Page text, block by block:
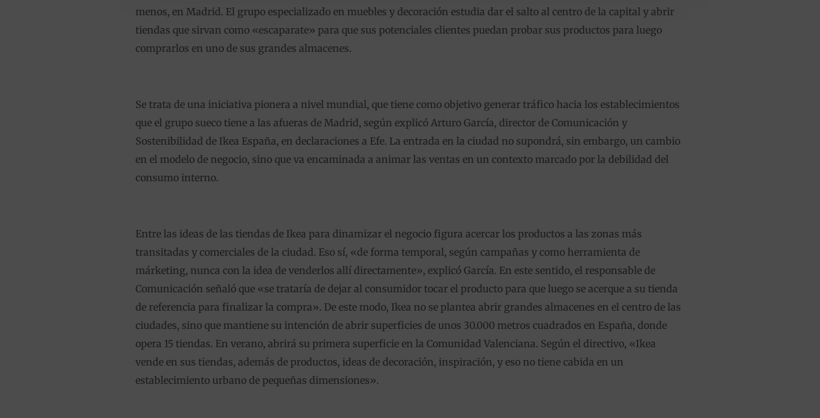
menos, en Madrid. El grupo especializado en muebles y decoración estudia dar el salto al centro de la capital y abrir
tiendas que sirvan como «escaparate» para que sus potenciales clientes puedan probar sus productos para luego
comprarlos en uno de sus grandes almacenes.
Se trata de una iniciativa pionera a nivel mundial, que tiene como objetivo generar tráfico hacia los establecimientos
que el grupo sueco tiene a las afueras de Madrid, según explicó Arturo García, director de Comunicación y
Sostenibilidad de Ikea España, en declaraciones a Efe. La entrada en la ciudad no supondrá, sin embargo, un cambio
en el modelo de negocio, sino que va encaminada a animar las ventas en un contexto marcado por la debilidad del
consumo interno.
Entre las ideas de las tiendas de Ikea para dinamizar el negocio figura acercar los productos a las zonas más
transitadas y comerciales de la ciudad. Eso sí, «de forma temporal, según campañas y como herramienta de
márketing, nunca con la idea de venderlos allí directamente», explicó García. En este sentido, el responsable de
Comunicación señaló que «se trataría de dejar al consumidor tocar el producto para que luego se acerque a su tienda
de referencia para finalizar la compra». De este modo, Ikea no se plantea abrir grandes almacenes en el centro de las
ciudades, sino que mantiene su intención de abrir superficies de unos 30.000 metros cuadrados en España, donde
opera 15 tiendas. En verano, abrirá su primera superficie en la Comunidad Valenciana. Según el directivo, «Ikea
vende en sus tiendas, además de productos, ideas de decoración, inspiración, y eso no tiene cabida en un
establecimiento urbano de pequeñas dimensiones».